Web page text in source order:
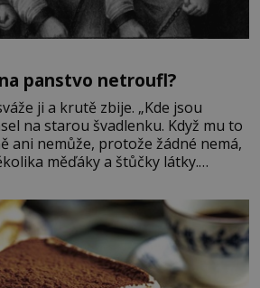
panstvo netroufl?
ji a krutě zbije. „Kde jsou
na starou švadlenku. Když mu to
ani nemůže, protože žádné nemá,
měďáky a štůčky látky.
hrůzu ještě dlouho po jeho smrti